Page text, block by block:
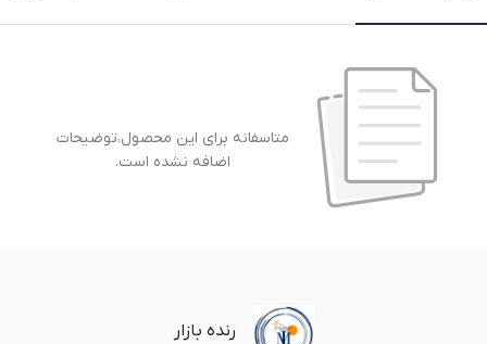
متاسفانه برای این محصول،توضیحات
اضافه نشده است.
رنده بازار